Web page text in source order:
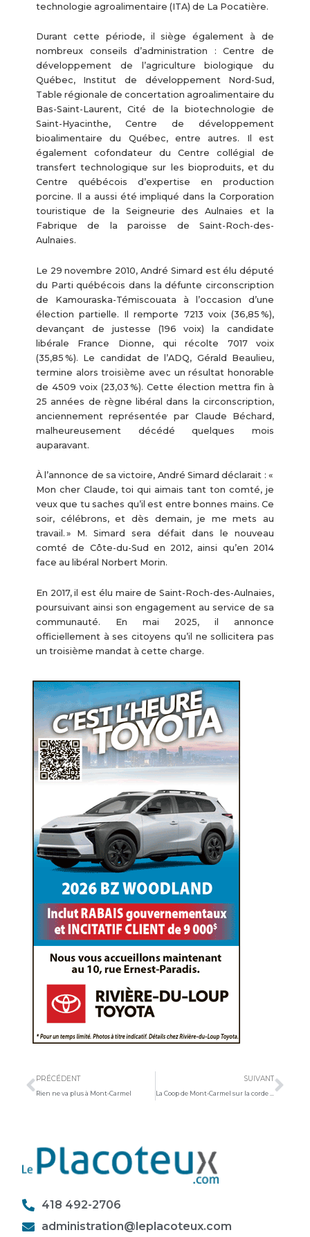
technologie agroalimentaire (ITA) de La Pocatière.
Durant cette période, il siège également à de
nombreux conseils d’administration : Centre de
développement de l’agriculture biologique du
Québec, Institut de développement Nord-Sud,
Table régionale de concertation agroalimentaire du
Bas-Saint-Laurent, Cité de la biotechnologie de
Saint-Hyacinthe, Centre de développement
bioalimentaire du Québec, entre autres. Il est
également cofondateur du Centre collégial de
transfert technologique sur les bioproduits, et du
Centre québécois d’expertise en production
porcine. Il a aussi été impliqué dans la Corporation
touristique de la Seigneurie des Aulnaies et la
Fabrique de la paroisse de Saint-Roch-des-
Aulnaies.
Le 29 novembre 2010, André Simard est élu député
du Parti québécois dans la défunte circonscription
de Kamouraska-Témiscouata à l’occasion d’une
élection partielle. Il remporte 7213 voix (36,85 %),
devançant de justesse (196 voix) la candidate
libérale France Dionne, qui récolte 7017 voix
(35,85 %). Le candidat de l’ADQ, Gérald Beaulieu,
termine alors troisième avec un résultat honorable
de 4509 voix (23,03 %). Cette élection mettra fin à
25 années de règne libéral dans la circonscription,
anciennement représentée par Claude Béchard,
malheureusement décédé quelques mois
auparavant.
À l’annonce de sa victoire, André Simard déclarait : «
Mon cher Claude, toi qui aimais tant ton comté, je
veux que tu saches qu’il est entre bonnes mains. Ce
soir, célébrons, et dès demain, je me mets au
travail. » M. Simard sera défait dans le nouveau
comté de Côte-du-Sud en 2012, ainsi qu’en 2014
face au libéral Norbert Morin.
En 2017, il est élu maire de Saint-Roch-des-Aulnaies,
poursuivant ainsi son engagement au service de sa
communauté. En mai 2025, il annonce
officiellement à ses citoyens qu’il ne sollicitera pas
un troisième mandat à cette charge.
PRÉCÉDENT
Rien ne va plus à Mont-Carmel
SUIVANT
418 492-2706
administration@leplacoteux.com